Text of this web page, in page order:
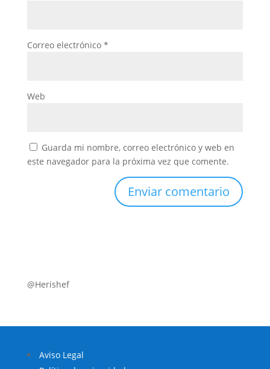
Correo electrónico *
Web
Guarda mi nombre, correo electrónico y web en
este navegador para la próxima vez que comente.
@Herishef
Aviso Legal